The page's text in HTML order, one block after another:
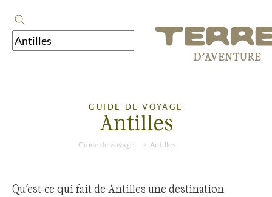
GUIDE DE VOYAGE
Antilles
Guide de voyage Antilles
Qu'est-ce qui fait de Antilles une destination